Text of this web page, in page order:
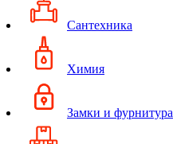
Сантехника
Химия
Замки и фурнитура